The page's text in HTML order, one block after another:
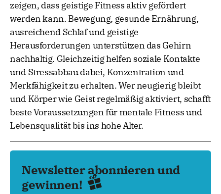
zeigen, dass geistige Fitness aktiv gefördert
werden kann. Bewegung, gesunde Ernährung,
ausreichend Schlaf und geistige
Herausforderungen unterstützen das Gehirn
nachhaltig. Gleichzeitig helfen soziale Kontakte
und Stressabbau dabei, Konzentration und
Merkfähigkeit zu erhalten. Wer neugierig bleibt
und Körper wie Geist regelmäßig aktiviert, schafft
beste Voraussetzungen für mentale Fitness und
Lebensqualität bis ins hohe Alter.
Newsletter abonnieren und
gewinnen!